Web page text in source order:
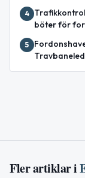
4
böter för
5
Fler artiklar i